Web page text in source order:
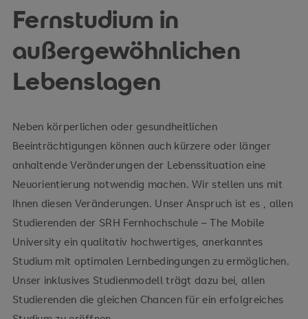
Fernstudium in
außergewöhnlichen
Lebenslagen
Neben körperlichen oder gesundheitlichen
Beeinträchtigungen können auch kürzere oder länger
anhaltende Veränderungen der Lebenssituation eine
Neuorientierung notwendig machen. Wir stellen uns mit
Ihnen diesen Veränderungen. Unser Anspruch ist es , allen
Studierenden der SRH Fernhochschule – The Mobile
University ein qualitativ hochwertiges, anerkanntes
Studium mit optimalen Lernbedingungen zu ermöglichen.
Unser inklusives Studienmodell trägt dazu bei, allen
Studierenden die gleichen Chancen für ein erfolgreiches